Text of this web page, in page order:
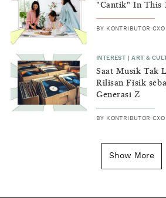
"Cantik" In This
BY KONTRIBUTOR
INTEREST |ART &
Saat Musik Tak
Rilisan Fisik
Generasi Z
BY KONTRIBUTOR
Kenapa Tahun
Show More